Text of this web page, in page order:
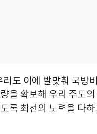
도 이에 발맞춰 국방
을 확보해 우리 주도
록 최선의 노력을 다